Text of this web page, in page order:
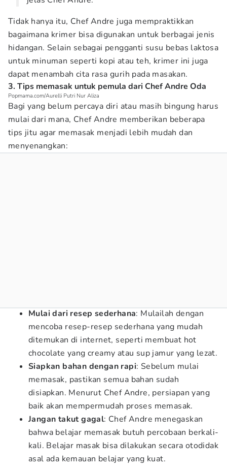
Tidak hanya itu, Chef Andre juga mempraktikkan
bagaimana krimer bisa digunakan untuk berbagai jenis
hidangan. Selain sebagai pengganti susu bebas laktosa
untuk minuman seperti kopi atau teh, krimer ini juga
dapat menambah cita rasa gurih pada masakan.
3. Tips memasak untuk pemula dari Chef Andre Oda
Popmama.com/Aurelli Putri Nur Aliza
Bagi yang belum percaya diri atau masih bingung harus
mulai dari mana, Chef Andre memberikan beberapa
tips jitu agar memasak menjadi lebih mudah dan
menyenangkan:
Mulai dari resep sederhana: Mulailah dengan
mencoba resep-resep sederhana yang mudah
ditemukan di internet, seperti membuat hot
chocolate yang creamy atau sup jamur yang lezat.
Siapkan bahan dengan rapi: Sebelum mulai
memasak, pastikan semua bahan sudah
disiapkan. Menurut Chef Andre, persiapan yang
baik akan mempermudah proses memasak.
Jangan takut gagal: Chef Andre menegaskan
bahwa belajar memasak butuh percobaan berkali-
kali. Belajar masak bisa dilakukan secara otodidak
asal ada kemauan belajar yang kuat.